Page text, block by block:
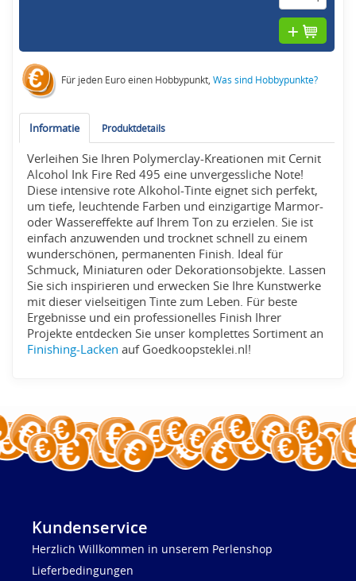
Für jeden Euro einen Hobbypunkt,Was sind Hobbypunkte?
Informatie Produktdetails
Verleihen Sie Ihren Polymerclay-Kreationen mit Cernit
Alcohol Ink Fire Red 495 eine unvergessliche Note!
Diese intensive rote Alkohol-Tinte eignet sich perfekt,
um tiefe, leuchtende Farben und einzigartige Marmor-
oder Wassereffekte auf Ihrem Ton zu erzielen. Sie ist
einfach anzuwenden und trocknet schnell zu einem
wunderschönen, permanenten Finish. Ideal für
Schmuck, Miniaturen oder Dekorationsobjekte. Lassen
Sie sich inspirieren und erwecken Sie Ihre Kunstwerke
mit dieser vielseitigen Tinte zum Leben. Für beste
Ergebnisse und ein professionelles Finish Ihrer
Projekte entdecken Sie unser komplettes Sortiment an
Finishing-Lacken auf Goedkoopsteklei.nl!
Kundenservice
Herzlich Willkommen in unserem Perlenshop
Lieferbedingungen